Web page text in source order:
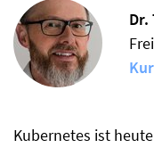
Dr.
Kubernetes ist